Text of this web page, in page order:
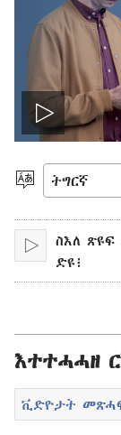
Play
video
ቋንቋ
ምረጽ
ኣጻውት
ስእለ
ድዩ፧
እተተሓሓዘ
ቪድዮታት